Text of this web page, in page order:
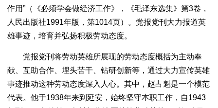
作用”（《必须学会做经济工作》，《毛泽东选集》第3卷，
人民出版社1991年版，第1014页）。党报党刊大力报道英
雄事迹，培育并弘扬积极劳动态度。
党报党刊将劳动英雄所展现的劳动态度概括为主动奉
献、互助合作、埋头苦干、钻研创新等，通过大力宣传英雄
事迹推动这种劳动态度深入人心。其中，赵占魁是一个模范
代表。他于1938年来到延安，始终坚守本职工作，自1943